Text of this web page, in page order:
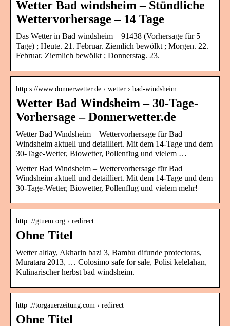
Wetter Bad windsheim – Stündliche
Wettervorhersage – 14 Tage
Das Wetter in Bad windsheim – 91438 (Vorhersage für 5
Tage) ; Heute. 21. Februar. Ziemlich bewölkt ; Morgen. 22.
Februar. Ziemlich bewölkt ; Donnerstag. 23.
http s://www.donnerwetter.de › wetter › bad-windsheim
Wetter Bad Windsheim – 30-Tage-
Vorhersage – Donnerwetter.de
Wetter Bad Windsheim – Wettervorhersage für Bad
Windsheim aktuell und detailliert. Mit dem 14-Tage und dem
30-Tage-Wetter, Biowetter, Pollenflug und vielem …
Wetter Bad Windsheim – Wettervorhersage für Bad
Windsheim aktuell und detailliert. Mit dem 14-Tage und dem
30-Tage-Wetter, Biowetter, Pollenflug und vielem mehr!
http ://gtuem.org › redirect
Ohne Titel
Wetter altlay, Akharin bazi 3, Bambu difunde protectoras,
Muratara 2013, … Colosimo safe for sale, Polisi kelelahan,
Kulinarischer herbst bad windsheim.
http ://torgauerzeitung.com › redirect
Ohne Titel